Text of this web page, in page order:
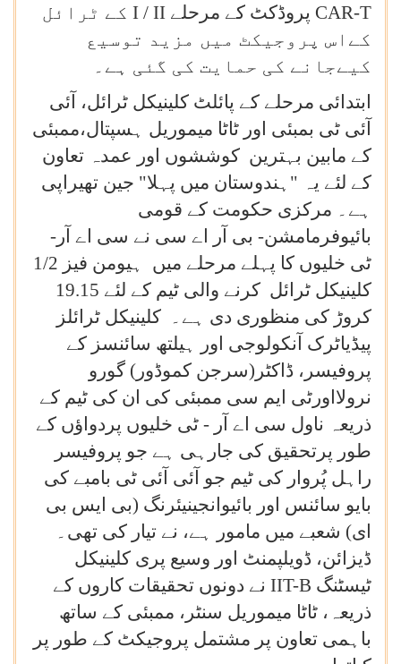
CAR-T پروڈکٹ کے مرحلے I / II کے ٹرائل
کےاس پروجیکٹ میں مزید توسیع
کیےجانے کی حمایت کی گئی ہے۔
ابتدائی مرحلے کے پائلٹ کلینیکل ٹرائل، آئی
آئی ٹی بمبئی اور ٹاٹا میموریل ہسپتال،ممبئی
کے مابین بہترین کوششوں اور عمدہ تعاون
کے لئے یہ "ہندوستان میں پہلا" جین تھیراپی
ہے۔ مرکزی حکومت کے قومی
بائیوفرمامشن- بی آر اے سی نے سی اے آر-
ٹی خلیوں کا پہلے مرحلے میں ہیومن فیز 1/2
کلینیکل ٹرائل کرنے والی ٹیم کے لئے 19.15
کروڑ کی منظوری دی ہے۔ کلینیکل ٹرائلز
پیڈیاٹرک آنکولوجی اور ہیلتھ سائنسز کے
پروفیسر، ڈاکٹر(سرجن کموڈور) گورو
نرولااورٹی ایم سی ممبئی کی ان کی ٹیم کے
ذریعہ ناول سی اے آر - ٹی خلیوں پردواؤں کے
طور پرتحقیق کی جارہی ہے جو پروفیسر
راہل پُروار کی ٹیم جو آئی آئی ٹی بامبے کی
بایو سائنس اور بائیوانجینیئرنگ (بی ایس بی
ای) شعبے میں مامور ہے، نے تیار کی تھی۔
ڈیزائن، ڈویلپمنٹ اور وسیع پری کلینیکل
ٹیسٹنگ IIT-B نے دونوں تحقیقات کاروں کے
ذریعہ، ٹاٹا میموریل سنٹر، ممبئی کے ساتھ
باہمی تعاون پر مشتمل پروجیکٹ کے طور پر